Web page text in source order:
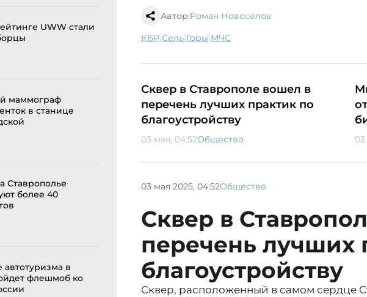
UWW стали
маммограф
в станице
Ставрополье
более 40
автотуризма в
флешмоб ко
Автор:Роман Новоселов
КБР| сель| горы| МЧС
Сквер в Ставрополе вошел в
перечень лучших практик по
благоустройству
03 мая, 04:52Общество
03 мая 2025, 04:52Общество
Сквер в
перечень лучших
благоустройству
Сквер, расположенный в самом сердце